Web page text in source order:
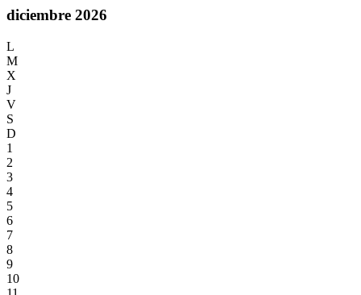
diciembre 2026
L
M
X
J
V
S
D
1
2
3
4
5
6
7
8
9
10